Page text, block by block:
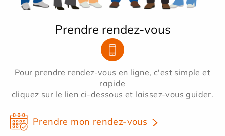
Prendre rendez-vous
Pour prendre rendez-vous en ligne, c'est simple et
rapide
cliquez sur le lien ci-dessous et laissez-vous guider.
Prendre mon rendez-vous